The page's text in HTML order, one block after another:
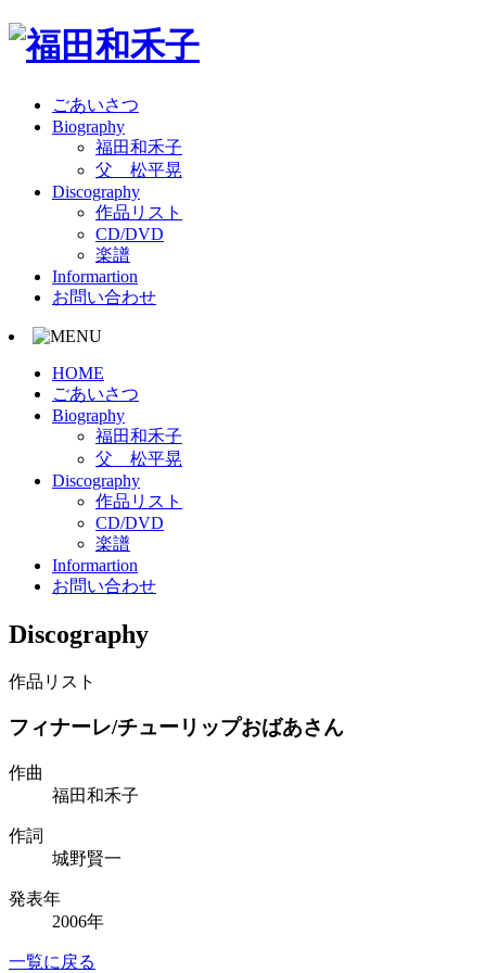
ごあいさつ
Biography
福田和禾子
父 松平晃
Discography
作品リスト
CD/DVD
楽譜
Informartion
お問い合わせ
HOME
ごあいさつ
Biography
福田和禾子
父 松平晃
Discography
作品リスト
CD/DVD
楽譜
Informartion
お問い合わせ
Discography
作品リスト
フィナーレ/チューリップおばあさん
作曲
福田和禾子
作詞
城野賢一
発表年
2006年
一覧に戻る